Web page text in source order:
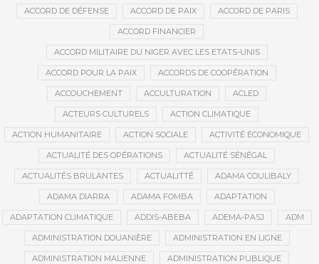
ACCORD DE DÉFENSE ACCORD DE PAIX ACCORD DE PARIS
ACCORD FINANCIER
ACCORD MILITAIRE DU NIGER AVEC LES ETATS-UNIS
ACCORD POUR LA PAIX ACCORDS DE COOPÉRATION
ACCOUCHEMENT ACCULTURATION ACLED
ACTEURS CULTURELS ACTION CLIMATIQUE
ACTION HUMANITAIRE ACTION SOCIALE ACTIVITÉ ÉCONOMIQUE
ACTUALITÉ DES OPÉRATIONS ACTUALITÉ SÉNÉGAL
ACTUALITÉS BRULANTES ACTUALITTÉ ADAMA COULIBALY
ADAMA DIARRA ADAMA FOMBA ADAPTATION
ADAPTATION CLIMATIQUE ADDIS-ABEBA ADEMA-PASJ ADM
ADMINISTRATION DOUANIÈRE ADMINISTRATION EN LIGNE
ADMINISTRATION MALIENNE ADMINISTRATION PUBLIQUE